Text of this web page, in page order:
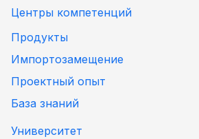
Центры компетенций
Продукты
Импортозамещение
Проектный опыт
База знаний
Университет